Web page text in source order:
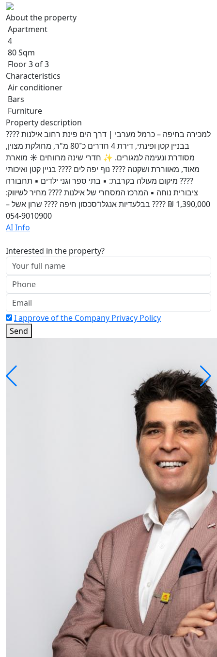
About the property
Apartment
4
80 Sqm
Floor 3 of 3
Characteristics
Air conditioner
Bars
Furniture
Property description
???? למכירה בחיפה – כרמל מערבי | דרך הים פינת רחוב אילנות
בבניין קטן ופינתי, דירת 4 חדרים כ־80 מ"ר, מחולקת מצוין,
מסודרת ונעימה למגורים. ✨ חדרי שינה מרווחים ☀️ מוארת
מאוד, מאווררת ושקטה ???? נוף יפה לים ???? בניין קטן ואיכותי
???? מיקום מעולה בקרבת: ▪️ בתי ספר וגני ילדים ▪️ תחבורה
ציבורית נוחה ▪️ המרכז המסחרי של אילנות ???? מחיר לשיווק:
1,390,000 ₪ ???? בבלעדיות אנגלו־סכסון חיפה ???? שרון אשל –
054-9010900
AI Info
Interested in the property?
I approve of the Company Privacy Policy
Send